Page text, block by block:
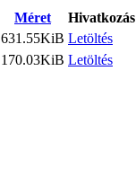
Méret
Hivatkozás
631.55KiB Letöltés
170.03KiB Letöltés